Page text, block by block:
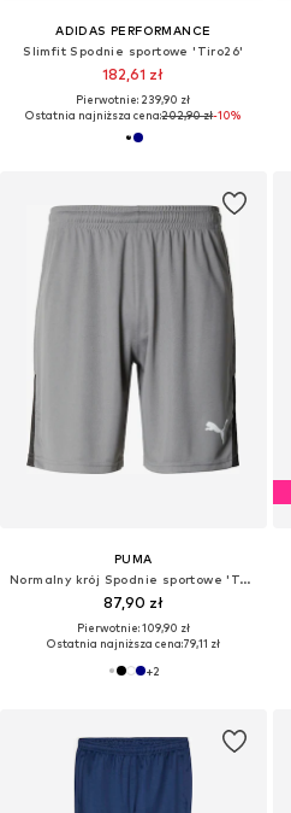
ADIDAS PERFORMANCE
Slimfit Spodnie sportowe 'Tiro26'
182,61 zł
Pierwotnie: 239,90 zł
Ostatnia najniższa cena:202,90 zł-10%
PUMA
Normalny krój Spodnie sportowe 'TeamLIGA26'
87,90 zł
Pierwotnie: 109,90 zł
Ostatnia najniższa cena:79,11 zł
+2